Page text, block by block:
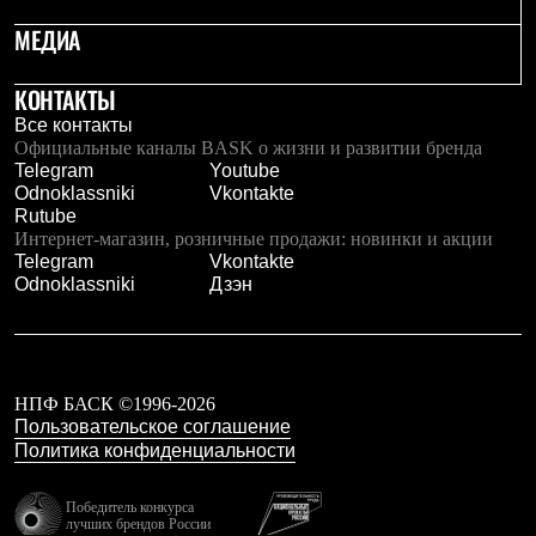
ЗА ПОЛЯРНЫМ КРУГОМ
TREK
BASK kids
CITY
BASK juno
ИДЁМ В ПОХОД
Дневник капитана
Каталог дилеров
Компания
Баск сегодня
История
Отцы основатели
Баск в вашем городе
Команда Баск
Сотрудничество
Дилерам
Стать дилером
Корпоративным клиентам
Услуги
МЕДИА
КОНТАКТЫ
Все контакты
Официальные каналы BASK о жизни и развитии бренда
Telegram
Youtube
Odnoklassniki
Vkontakte
Rutube
Интернет-магазин, розничные продажи: новинки и акции
Telegram
Vkontakte
Odnoklassniki
Дзэн
НПФ БАСК ©1996-2026
Пользовательское соглашение
Политика конфиденциальности
Победитель конкурса
лучших брендов России